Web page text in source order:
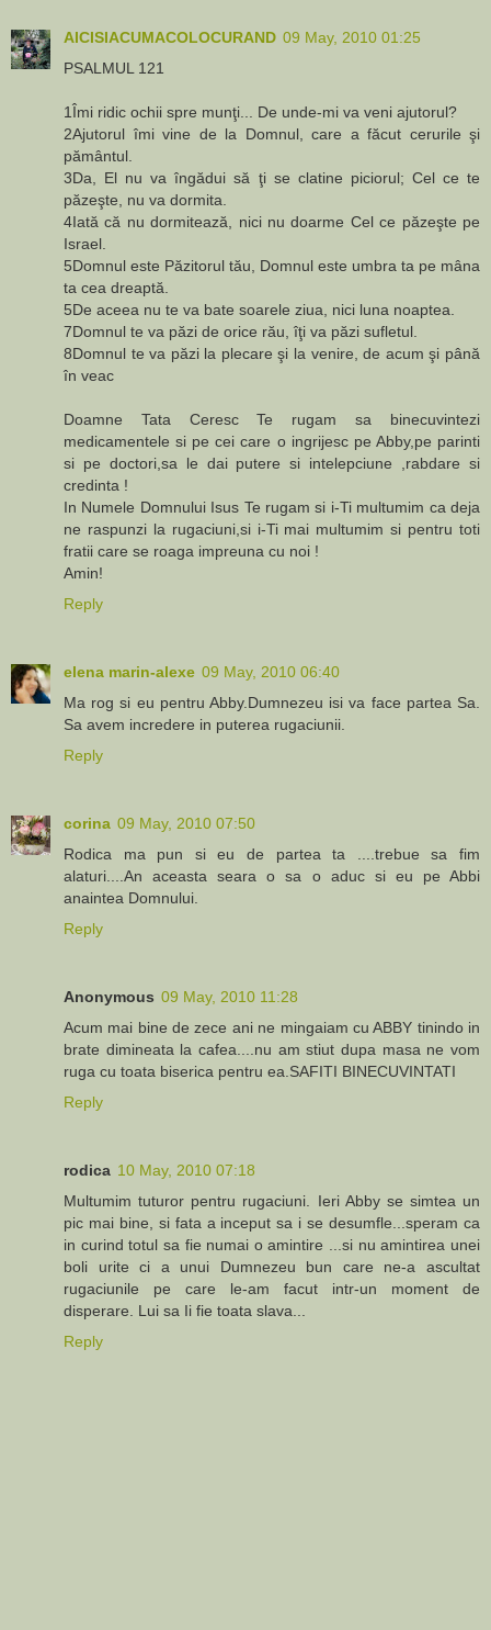
AICISIACUMACOLOCURAND 09 May, 2010 01:25
PSALMUL 121
1Îmi ridic ochii spre munţi... De unde-mi va veni ajutorul?
2Ajutorul îmi vine de la Domnul, care a făcut cerurile şi
pământul.
3Da, El nu va îngădui să ţi se clatine piciorul; Cel ce te
păzeşte, nu va dormita.
4Iată că nu dormitează, nici nu doarme Cel ce păzeşte pe
Israel.
5Domnul este Păzitorul tău, Domnul este umbra ta pe mâna
ta cea dreaptă.
5De aceea nu te va bate soarele ziua, nici luna noaptea.
7Domnul te va păzi de orice rău, îţi va păzi sufletul.
8Domnul te va păzi la plecare şi la venire, de acum şi până
în veac
Doamne Tata Ceresc Te rugam sa binecuvintezi
medicamentele si pe cei care o ingrijesc pe Abby,pe parinti
si pe doctori,sa le dai putere si intelepciune ,rabdare si
credinta !
In Numele Domnului Isus Te rugam si i-Ti multumim ca deja
ne raspunzi la rugaciuni,si i-Ti mai multumim si pentru toti
fratii care se roaga impreuna cu noi !
Amin!
Reply
elena marin-alexe 09 May, 2010 06:40
Ma rog si eu pentru Abby.Dumnezeu isi va face partea Sa.
Sa avem incredere in puterea rugaciunii.
Reply
corina 09 May, 2010 07:50
Rodica ma pun si eu de partea ta ....trebue sa fim
alaturi....An aceasta seara o sa o aduc si eu pe Abbi
anaintea Domnului.
Reply
Anonymous 09 May, 2010 11:28
Acum mai bine de zece ani ne mingaiam cu ABBY tinindo in
brate dimineata la cafea....nu am stiut dupa masa ne vom
ruga cu toata biserica pentru ea.SAFITI BINECUVINTATI
Reply
rodica 10 May, 2010 07:18
Multumim tuturor pentru rugaciuni. Ieri Abby se simtea un
pic mai bine, si fata a inceput sa i se desumfle...speram ca
in curind totul sa fie numai o amintire ...si nu amintirea unei
boli urite ci a unui Dumnezeu bun care ne-a ascultat
rugaciunile pe care le-am facut intr-un moment de
disperare. Lui sa Ii fie toata slava...
Reply